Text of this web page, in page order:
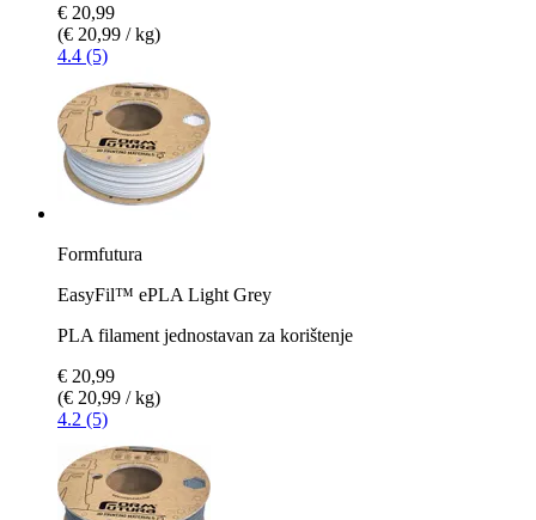
€ 20,99
(€ 20,99 / kg)
4.4 (5)
Formfutura
EasyFil™ ePLA Light Grey
PLA filament jednostavan za korištenje
€ 20,99
(€ 20,99 / kg)
4.2 (5)